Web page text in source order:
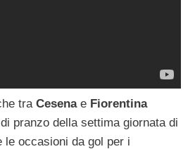
tra Cesenae Fiorentina
di pranzo della settima giornata di
le occasioni da gol per i